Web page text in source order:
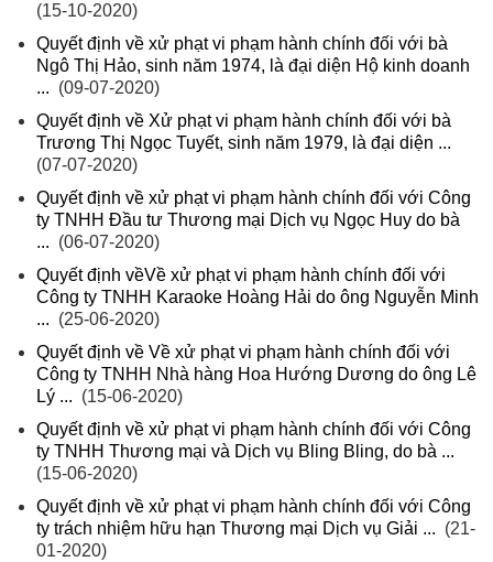
(15-10-2020)
Quyết định về xử phạt vi phạm hành chính đối với bà
Ngô Thị Hảo, sinh năm 1974, là đại diện Hộ kinh doanh
... (09-07-2020)
Quyết định về Xử phạt vi phạm hành chính đối với bà
Trương Thị Ngọc Tuyết, sinh năm 1979, là đại diện ...
(07-07-2020)
Quyết định về xử phạt vi phạm hành chính đối với Công
ty TNHH Đầu tư Thương mại Dịch vụ Ngọc Huy do bà
... (06-07-2020)
Quyết định vềVề xử phạt vi phạm hành chính đối với
Công ty TNHH Karaoke Hoàng Hải do ông Nguyễn Minh
... (25-06-2020)
Quyết định về Về xử phạt vi phạm hành chính đối với
Công ty TNHH Nhà hàng Hoa Hướng Dương do ông Lê
Lý ... (15-06-2020)
Quyết định về xử phạt vi phạm hành chính đối với Công
ty TNHH Thương mại và Dịch vụ Bling Bling, do bà ...
(15-06-2020)
Quyết định về xử phạt vi phạm hành chính đối với Công
ty trách nhiệm hữu hạn Thương mại Dịch vụ Giải ... (21-
01-2020)